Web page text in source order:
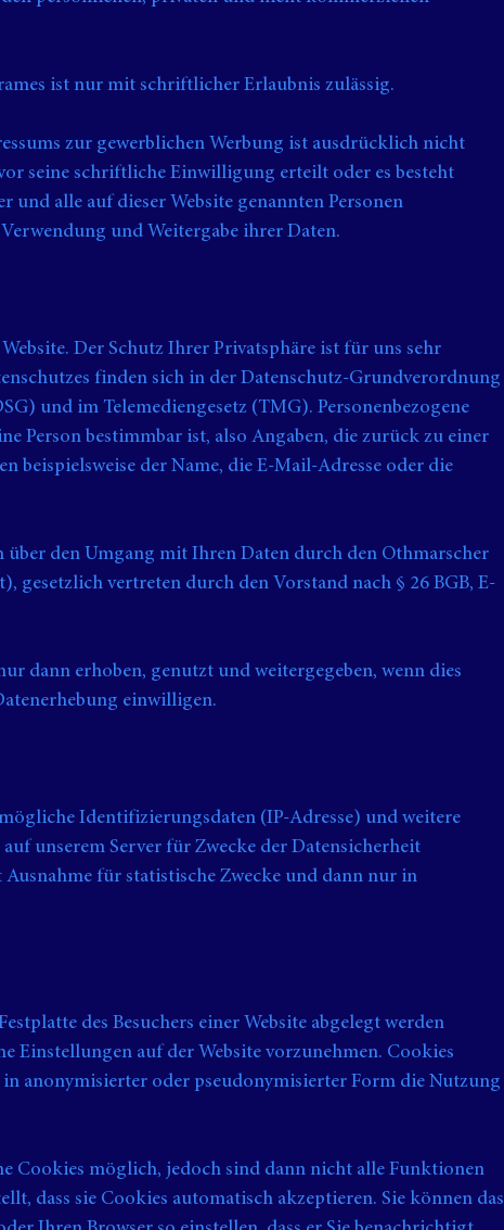
ist nur mit schriftlicher Erlaubnis zulässig.
zur gewerblichen Werbung ist ausdrücklich nicht
seine schriftliche Einwilligung erteilt oder es besteht
und alle auf dieser Website genannten Personen
und Weitergabe ihrer Daten.
Der Schutz Ihrer Privatsphäre ist für uns sehr
finden sich in der Datenschutz-Grundverordnung
und im Telemediengesetz (TMG). Personenbezogene
Person bestimmbar ist, also Angaben, die zurück zu einer
beispielsweise der Name, die E-Mail-Adresse oder die
den Umgang mit Ihren Daten durch den Othmarscher
gesetzlich vertreten durch den Vorstand nach § 26 BGB, E-
dann erhoben, genutzt und weitergegeben, wenn dies
einwilligen.
Identifizierungsdaten (IP-Adresse) und weitere
unserem Server für Zwecke der Datensicherheit
für statistische Zwecke und dann nur in
des Besuchers einer Website abgelegt werden
Einstellungen auf der Website vorzunehmen. Cookies
anonymisierter oder pseudonymisierter Form die Nutzung
Cookies möglich, jedoch sind dann nicht alle Funktionen
dass sie Cookies automatisch akzeptieren. Sie können das